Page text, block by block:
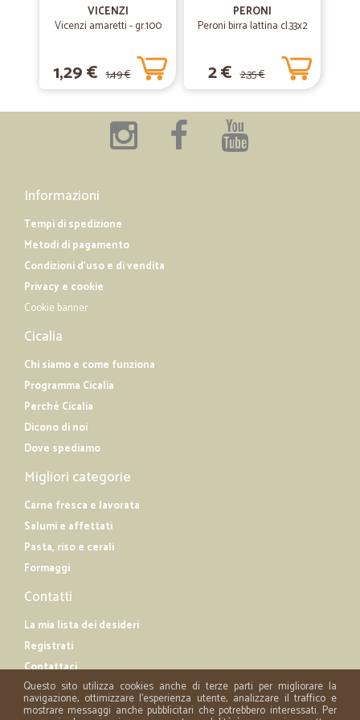
07/12/2018
Eleonora G.
Ampia scelta di qualsiasi prodotto
VICENZI
Vicenzi amaretti - gr.100
1,29 € 1,49 €
PERONI
Peroni birra lattina cl.33x2
2 € 2,35 €
Informazioni
Tempi di spedizione
Metodi di pagamento
Condizioni d'uso e di vendita
Privacy e cookie
Cookie banner
Cicalia
Chi siamo e come funziona
Programma Cicalia
Perché Cicalia
Dicono di noi
Dove spediamo
Migliori categorie
Carne fresca e lavorata
Salumi e affettati
Pasta, riso e cerali
Formaggi
Contatti
La mia lista dei desideri
Registrati
Contattaci
Questo sito utilizza cookies anche di terze parti per migliorare la
navigazione, ottimizzare l'esperienza utente, analizzare il traffico e
mostrare messaggi anche pubblicitari che potrebbero interessati. Per